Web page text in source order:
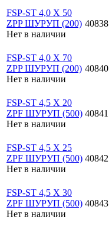
FSP-ST 4,0 X 50
ZPP ШУРУП (200)
Нет в наличии
40838
FSP-ST 4,0 X 70
ZPP ШУРУП (200)
Нет в наличии
40840
FSP-ST 4,5 X 20
ZPF ШУРУП (500)
Нет в наличии
40841
FSP-ST 4,5 X 25
ZPF ШУРУП (500)
Нет в наличии
40842
FSP-ST 4,5 X 30
ZPF ШУРУП (500)
Нет в наличии
40843